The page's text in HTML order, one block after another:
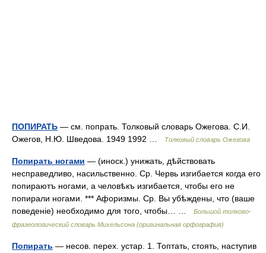
ПОПИРАТЬ — см. попрать. Толковый словарь Ожегова. С.И.
Ожегов, Н.Ю. Шведова. 1949 1992 …
Толковый словарь Ожегова
Попирать ногами — (иноск.) унижать, дѣйствовать
несправедливо, насильственно. Ср. Червь изгибается когда его
попираютъ ногами, а человѣкъ изгибается, чтобы его не
попирали ногами. *** Афоризмы. Ср. Вы убѣждены, что (ваше
поведеніе) необходимо для того, чтобы… …
Большой толково-
фразеологический словарь Михельсона (оригинальная орфография)
Попирать — несов. перех. устар. 1. Топтать, стоять, наступив